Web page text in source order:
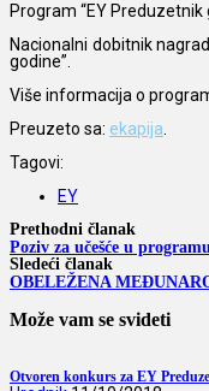
Program “EY Preduzetnik
Nacionalni dobitnik
godine”.
Više informacija o
Preuzeto sa: ekapija
Tagovi:
EY
Prethodni članak
Poziv za učešće u
Sledeći članak
OBELEŽENA
Može vam se svideti
Otvoren konkurs za EY